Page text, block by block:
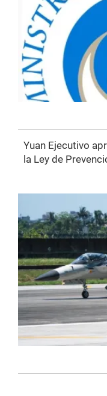
Yuan Ejecutivo
la Ley de